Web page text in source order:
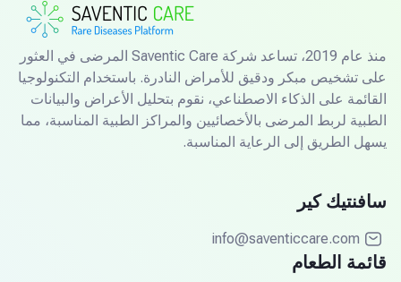
منذ عام 2019، تساعد شركة Saventic Care المرضى في العثور
على تشخيص مبكر ودقيق للأمراض النادرة. باستخدام التكنولوجيا
القائمة على الذكاء الاصطناعي، نقوم بتحليل الأعراض والبيانات
الطبية لربط المرضى بالأخصائيين والمراكز الطبية المناسبة، مما
يسهل الطريق إلى الرعاية المناسبة.
سافنتيك كير
info@saventiccare.com
قائمة الطعام